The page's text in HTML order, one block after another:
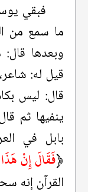
فبقي
ما سمع من
وبعدها
قيل له:
قال: ليس
ينفيها ثم
بابل في
﴿فَقَالَ إِنْ
القرآن إنه